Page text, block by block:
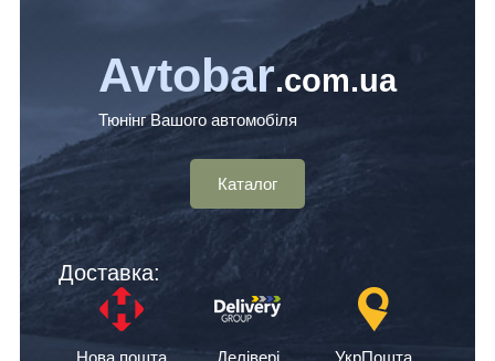
Avtobar.com.ua
Тюнінг Вашого автомобіля
Каталог
Доставка: